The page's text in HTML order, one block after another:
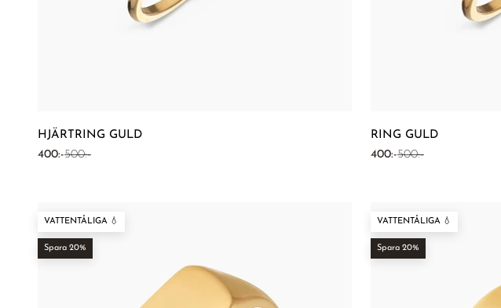
HJÄRTRING GULD
REA-pris
400:-Pris
500:-
RING GULD
REA-pris
400:-Pris
500:-
VATTENTÅLIGA 💧
Spara 20%
VATTENTÅLIGA 💧
Spara 20%